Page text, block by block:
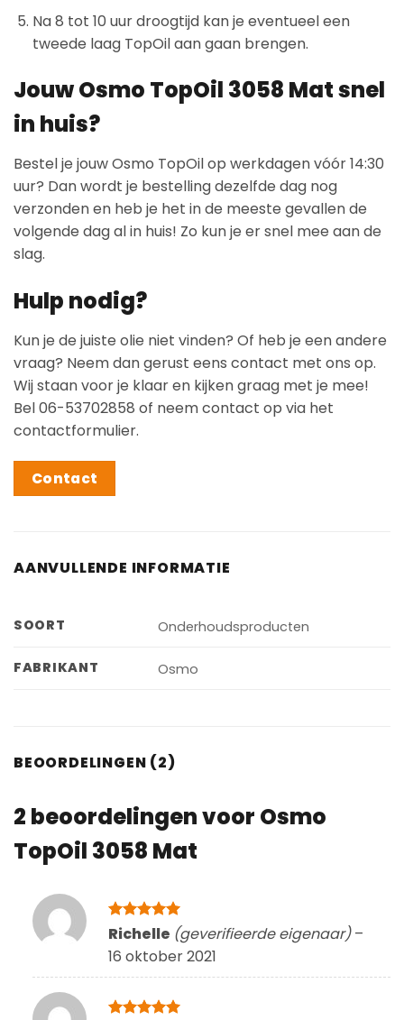
Na 8 tot 10 uur droogtijd kan je eventueel een
tweede laag TopOil aan gaan brengen.
Jouw Osmo TopOil 3058 Mat snel
in huis?
Bestel je jouw Osmo TopOil op werkdagen vóór 14:30
uur? Dan wordt je bestelling dezelfde dag nog
verzonden en heb je het in de meeste gevallen de
volgende dag al in huis! Zo kun je er snel mee aan de
slag.
Hulp nodig?
Kun je de juiste olie niet vinden? Of heb je een andere
vraag? Neem dan gerust eens contact met ons op.
Wij staan voor je klaar en kijken graag met je mee!
Bel 06-53702858 of neem contact op via het
contactformulier.
Contact
AANVULLENDE INFORMATIE
SOORT Onderhoudsproducten
FABRIKANT Osmo
BEOORDELINGEN (2)
2 beoordelingen voor Osmo
TopOil 3058 Mat
Gewaardeerd
Richelle (geverifieerde eigenaar) –
16 oktober 2021